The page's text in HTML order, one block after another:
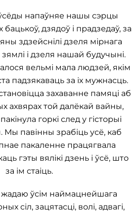
напаўняе нашы сэрцы
дзядоў і прадзедаў, за
яны здзейснілі дзеля мірнага
і дзеля нашай будучыні.
вельмі мала людзей, якім
падзякаваць за іх мужнасць.
захаванне памяці аб
ахвярах той далёкай вайны,
горкі след у гісторыі
павінны зрабіць усё, каб
пакаленне працягвала
гэты вялікі дзень і ўсё, што
за ім стаіць.
ўсім наймацнейшага
сіл, зацятасці, волі, адвагі,